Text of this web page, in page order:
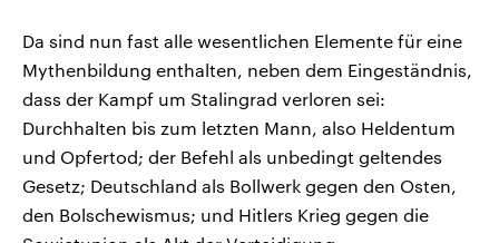
Da sind nun fast alle wesentlichen Elemente für eine
Mythenbildung enthalten, neben dem Eingeständnis,
dass der Kampf um Stalingrad verloren sei:
Durchhalten bis zum letzten Mann, also Heldentum
und Opfertod; der Befehl als unbedingt geltendes
Gesetz; Deutschland als Bollwerk gegen den Osten,
den Bolschewismus; und Hitlers Krieg gegen die